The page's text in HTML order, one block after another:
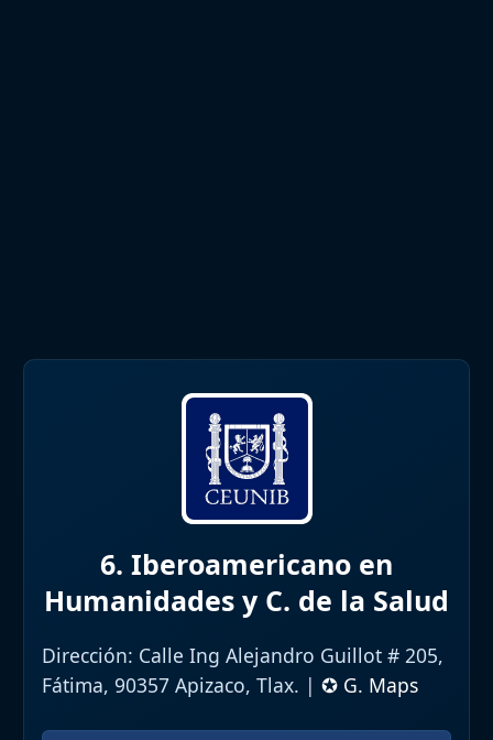
6. Iberoamericano en
Humanidades y C. de la Salud
Dirección: Calle Ing Alejandro Guillot # 205,
Fátima, 90357 Apizaco, Tlax. | ✪ G. Maps